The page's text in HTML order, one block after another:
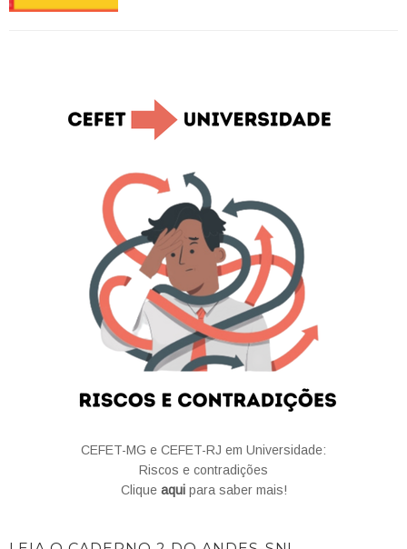
CEFET-MG e CEFET-RJ em Universidade:
Riscos e contradições
Clique aquipara saber mais!